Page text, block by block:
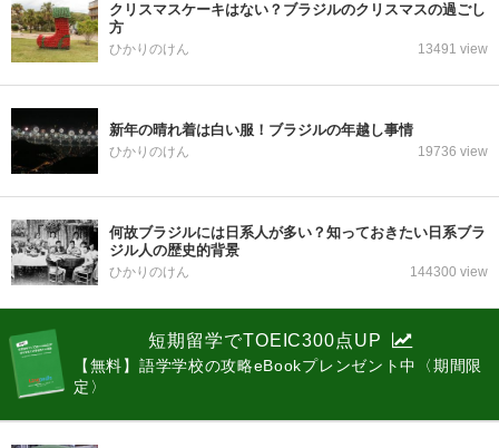
クリスマスケーキはない？ブラジルのクリスマスの過ごし
方
ひかりのけん 13491 view
新年の晴れ着は白い服！ブラジルの年越し事情
ひかりのけん 19736 view
何故ブラジルには日系人が多い？知っておきたい日系ブラ
ジル人の歴史的背景
ひかりのけん 144300 view
短期留学でTOEIC300点UP
【無料】語学学校の攻略eBookプレンゼント中〈期間限
定〉